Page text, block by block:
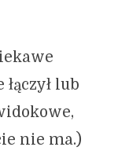
lub
nie ma.)